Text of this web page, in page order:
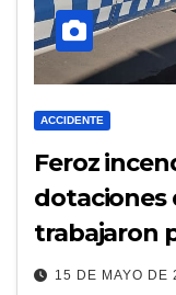
ACCIDENTE
Feroz
dotaciones
trabajaron
15 DE MAYO DE